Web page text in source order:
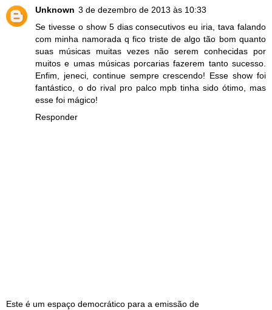
Unknown 3 de dezembro de 2013 às 10:33
Se tivesse o show 5 dias consecutivos eu iria, tava falando
com minha namorada q fico triste de algo tão bom quanto
suas músicas muitas vezes não serem conhecidas por
muitos e umas músicas porcarias fazerem tanto sucesso.
Enfim, jeneci, continue sempre crescendo! Esse show foi
fantástico, o do rival pro palco mpb tinha sido ótimo, mas
esse foi mágico!
Responder
Este é um espaço democrático para a emissão de